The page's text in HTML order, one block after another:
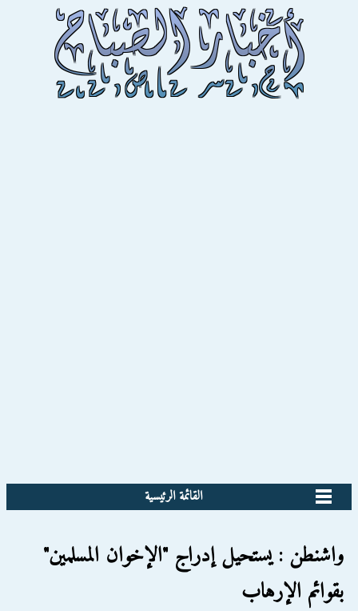
القائمة الرئيسية
واشنطن : يستحيل إدراج "الإخوان المسلمين"
بقوائم الإرهاب